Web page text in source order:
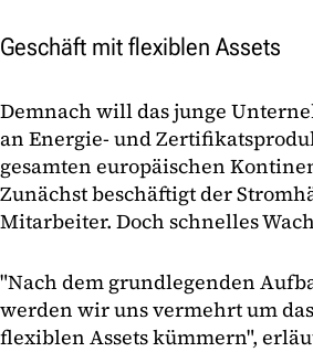
Geschäft mit flexiblen Assets
Demnach will das junge
an Energie- und
gesamten europäischen
Zunächst beschäftigt der
Mitarbeiter. Doch schnelles
"Nach dem grundlegenden
werden wir uns vermehrt um
flexiblen Assets kümmern",